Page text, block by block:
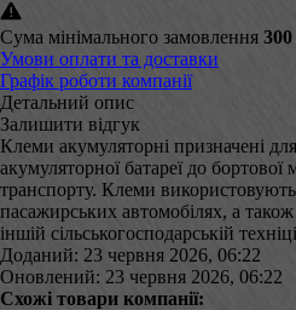
Сума мінімального замовлення
Умови оплати та доставки
Графік роботи компанії
Детальний опис
Залишити відгук
Клеми акумуляторні призначені
акумуляторної батареї до
транспорту. Клеми
пасажирських автомобілях, а
іншій сільськогосподарській
Доданий: 23 червня 2026, 06:22
Оновлений: 23 червня 2026, 06:22
Схожі товари компанії: